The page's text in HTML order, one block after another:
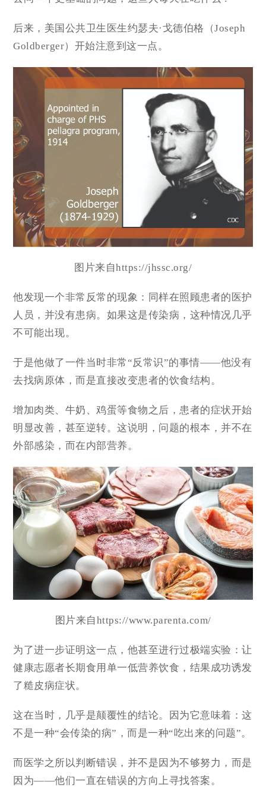
后来，美国公共卫生医生约瑟夫·戈德伯格（Joseph
Goldberger）开始注意到这一点。
图片来自https://jhssc.org/
他发现一个非常反常的现象：同样在照顾患者的医护
人员，并没有患病。如果这是传染病，这种情况几乎
不可能出现。
于是他做了一件当时非常“反常识”的事情——他没有
去找病原体，而是直接改变患者的饮食结构。
增加肉类、牛奶、鸡蛋等食物之后，患者的症状开始
明显改善，甚至逆转。这说明，问题的根本，并不在
外部感染，而在内部营养。
图片来自https://www.parenta.com/
为了进一步证明这一点，他甚至进行过极端实验：让
健康志愿者长期食用单一低营养饮食，结果成功诱发
了糙皮病症状。
这在当时，几乎是颠覆性的结论。因为它意味着：这
不是一种“会传染的病”，而是一种“吃出来的问题”。
而医学之所以判断错误，并不是因为不够努力，而是
因为——他们一直在错误的方向上寻找答案。